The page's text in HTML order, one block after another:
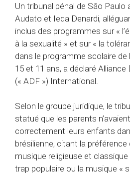
Un tribunal pénal de São
Audato et Ieda Denardi,
inclus des programmes sur «
à la sexualité » et sur « la
dans le programme scolaire de
15 et 11 ans, a déclaré
(« ADF ») International.
Selon le groupe juridique, le
statué que les parents
correctement leurs enfants
brésilienne, citant la
musique religieuse et
trap populaire ou la musique «